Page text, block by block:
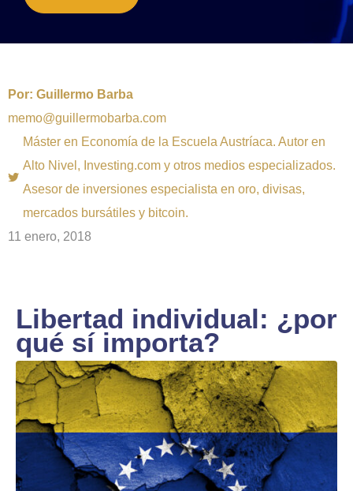
Por: Guillermo Barba
memo@guillermobarba.com
Máster en Economía de la Escuela Austríaca. Autor en
Alto Nivel, Investing.com y otros medios especializados.
Asesor de inversiones especialista en oro, divisas,
mercados bursátiles y bitcoin.
11 enero, 2018
Libertad individual: ¿por
qué sí importa?